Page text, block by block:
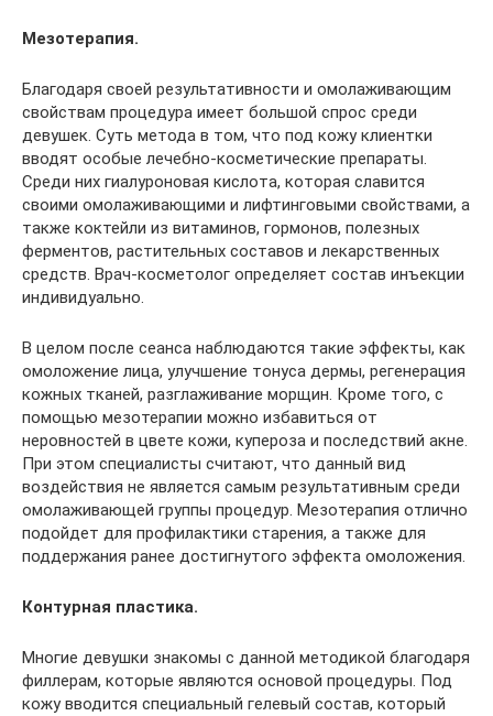
Мезотерапия.
Благодаря своей результативности и омолаживающим
свойствам процедура имеет большой спрос среди
девушек. Суть метода в том, что под кожу клиентки
вводят особые лечебно-косметические препараты.
Среди них гиалуроновая кислота, которая славится
своими омолаживающими и лифтинговыми свойствами, а
также коктейли из витаминов, гормонов, полезных
ферментов, растительных составов и лекарственных
средств. Врач-косметолог определяет состав инъекции
индивидуально.
В целом после сеанса наблюдаются такие эффекты, как
омоложение лица, улучшение тонуса дермы, регенерация
кожных тканей, разглаживание морщин. Кроме того, с
помощью мезотерапии можно избавиться от
неровностей в цвете кожи, купероза и последствий акне.
При этом специалисты считают, что данный вид
воздействия не является самым результативным среди
омолаживающей группы процедур. Мезотерапия отлично
подойдет для профилактики старения, а также для
поддержания ранее достигнутого эффекта омоложения.
Контурная пластика.
Многие девушки знакомы с данной методикой благодаря
филлерам, которые являются основой процедуры. Под
кожу вводится специальный гелевый состав, который